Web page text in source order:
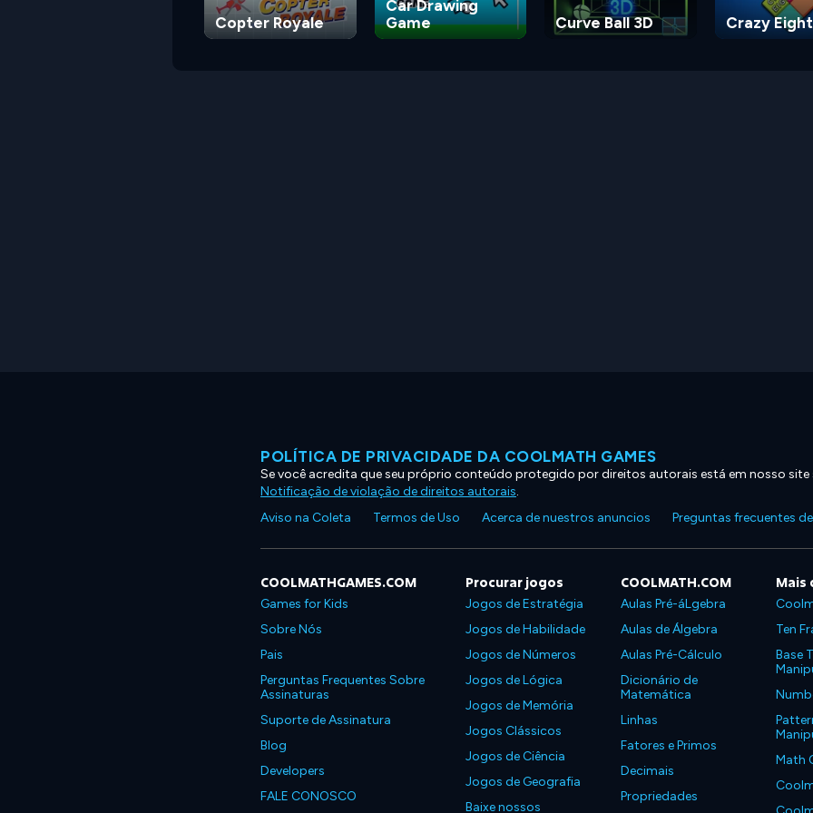
Copter Royale
Car Drawing
Game
Curve Ball 3D Crazy
POLÍTICA DE PRIVACIDADE DA COOLMATH GAMES
Se você acredita que seu próprio conteúdo protegido por direitos autorais está em nosso site
Notificação de violação de direitos autorais.
Aviso na Coleta
Termos de Uso Acerca de nuestros anuncios Preguntas frecuentes
COOLMATHGAMES.COM
Games for Kids
Sobre Nós
Pais
Perguntas Frequentes Sobre
Assinaturas
Suporte de Assinatura
Blog
Developers
FALE CONOSCO
Procurar jogos
Jogos de Estratégia
Jogos de Habilidade
Jogos de Números
Jogos de Lógica
Jogos de Memória
Jogos Clássicos
Jogos de Ciência
Jogos de Geografia
Baixe nossos
COOLMATH.COM
Aulas Pré-áLgebra
Aulas de Álgebra
Aulas Pré-Cálculo
Dicionário de
Matemática
Linhas
Fatores e Primos
Decimais
Propriedades
Mais
Ten
Base
Math